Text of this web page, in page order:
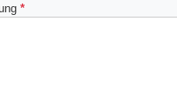
*(Pflichtfeld)